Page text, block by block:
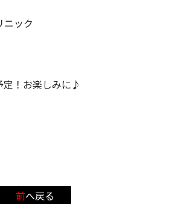
ック
定！お楽しみに♪
前へ戻る